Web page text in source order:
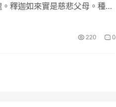
釋迦如來實是慈悲父母。種種
220 0